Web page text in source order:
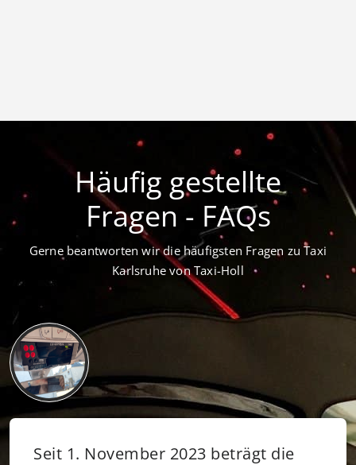
Häufig gestellte
Fragen - FAQs
Gerne beantworten wir die häufigsten Fragen zu Taxi
Karlsruhe von Taxi-Holl
Seit 1. November 2023 beträgt die